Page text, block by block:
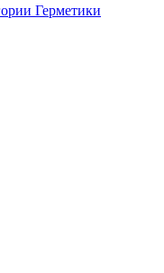
Герметики